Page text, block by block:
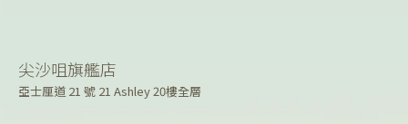
尖沙咀旗艦店
亞士厘道 21 號 21 Ashley 20樓全層